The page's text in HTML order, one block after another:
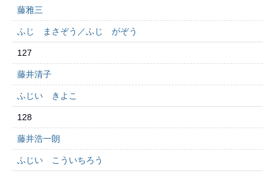
藤雅三
ふじ まさぞう／ふじ がぞう
127
藤井清子
ふじい きよこ
128
藤井浩一朗
ふじい こういちろう